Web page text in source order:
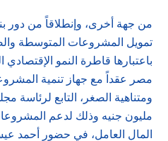
من جهة أخرى، وإنطلاقاً من دور
تمويل المشروعات المتوسطة
باعتبارها قاطرة النمو
مصر عقداً مع جهاز تنمية
مليون جنيه وذلك لدعم
المال العامل، في حضور أحمد